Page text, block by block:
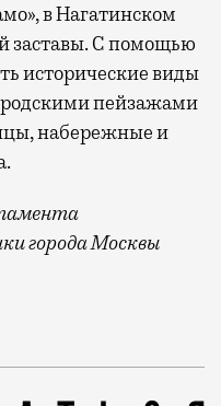
в Нагатинском
заставы. С помощью
исторические виды
пейзажами
набережные и
города Москвы
праздник День